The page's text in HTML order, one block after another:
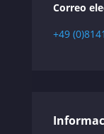
Correo
+49